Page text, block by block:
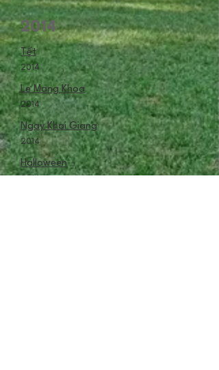
2014
Tết
2014
Le Mang Khoa
2014
Ngay Khai Giang
2014
Halloween